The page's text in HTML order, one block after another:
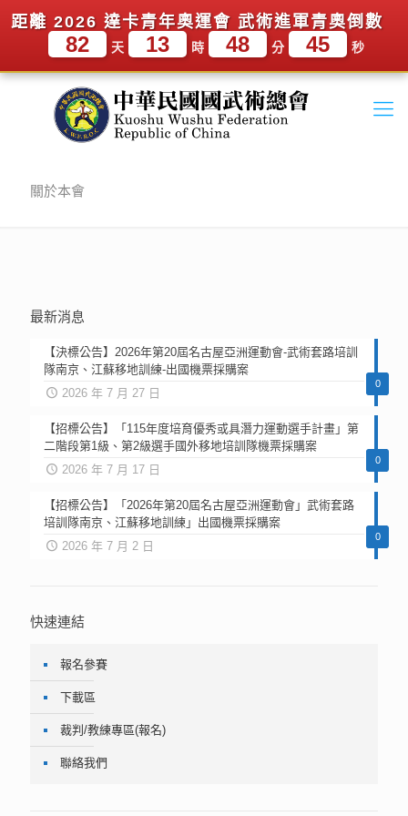
距離 2026 達卡青年奧運會 武術進軍青奧倒數
82 天 13 時 48 分 45 秒
關於本會
最新消息
0
【決標公告】2026年第20屆名古屋亞洲運動會-武術套路培訓
隊南京、江蘇移地訓練-出國機票採購案
2026 年 7 月 27 日
0
【招標公告】「115年度培育優秀或具潛力運動選手計畫」第
二階段第1級、第2級選手國外移地培訓隊機票採購案
2026 年 7 月 17 日
0
【招標公告】「2026年第20屆名古屋亞洲運動會」武術套路
培訓隊南京、江蘇移地訓練」出國機票採購案
2026 年 7 月 2 日
快速連結
報名參賽
下載區
裁判/教練專區(報名)
聯絡我們